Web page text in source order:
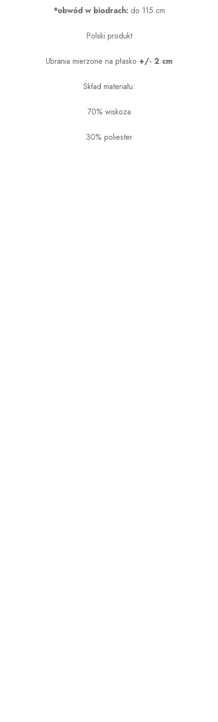
*obwód w biodrach: do 115 cm
Polski produkt
Ubrania mierzone na płasko +/- 2 cm
Skład materiału:
70% wiskoza
30% poliester